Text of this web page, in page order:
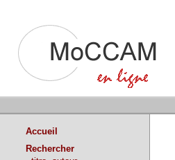
Accueil
Rechercher